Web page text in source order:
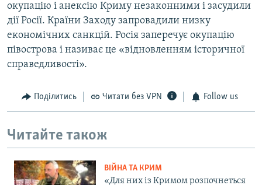
окупацію і анексію Криму незаконними і засудили
дії Росії. Країни Заходу запровадили низку
економічних санкцій. Росія заперечує окупацію
півострова і називає це «відновленням історичної
справедливості».
Поділитись Читати без VPN Follow us
Читайте також
ВІЙНА ТА КРИМ
«Для них із Кримом розпочнеться